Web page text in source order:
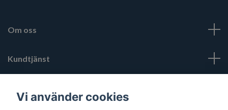
Om oss
Kundtjänst
Vi använder cookies